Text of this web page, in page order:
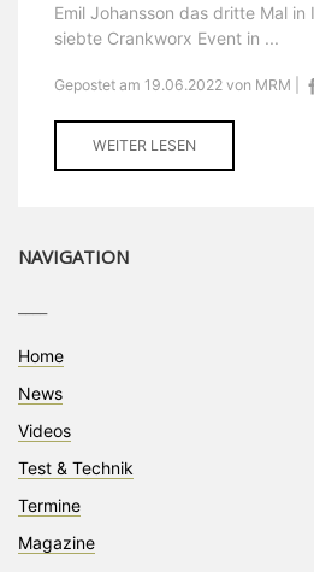
Emil Johansson das dritte Mal
siebte Crankworx Event in ...
Gepostet am 19.06.2022 von MRM |
WEITER LESEN
NAVIGATION
Home
News
Videos
Test & Technik
Termine
Magazine